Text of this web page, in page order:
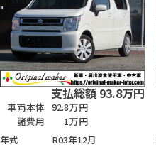
支払総額 93.8万円
車両本体 92.8万円
諸費用
1万円
年式
R03年12月